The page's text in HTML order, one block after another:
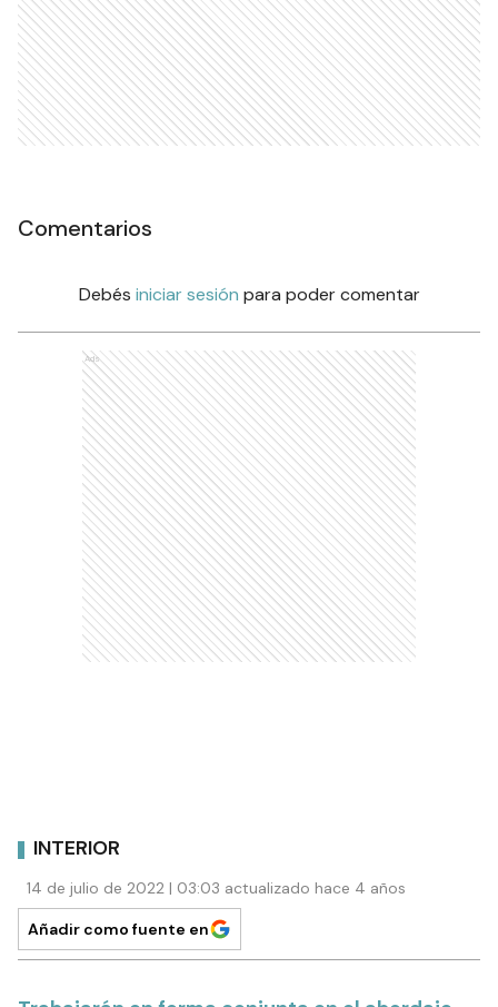
Comentarios
Debés iniciar sesión para poder comentar
Ads
INTERIOR
14 de julio de 2022 | 03:03 actualizado hace 4 años
Añadir como fuente en